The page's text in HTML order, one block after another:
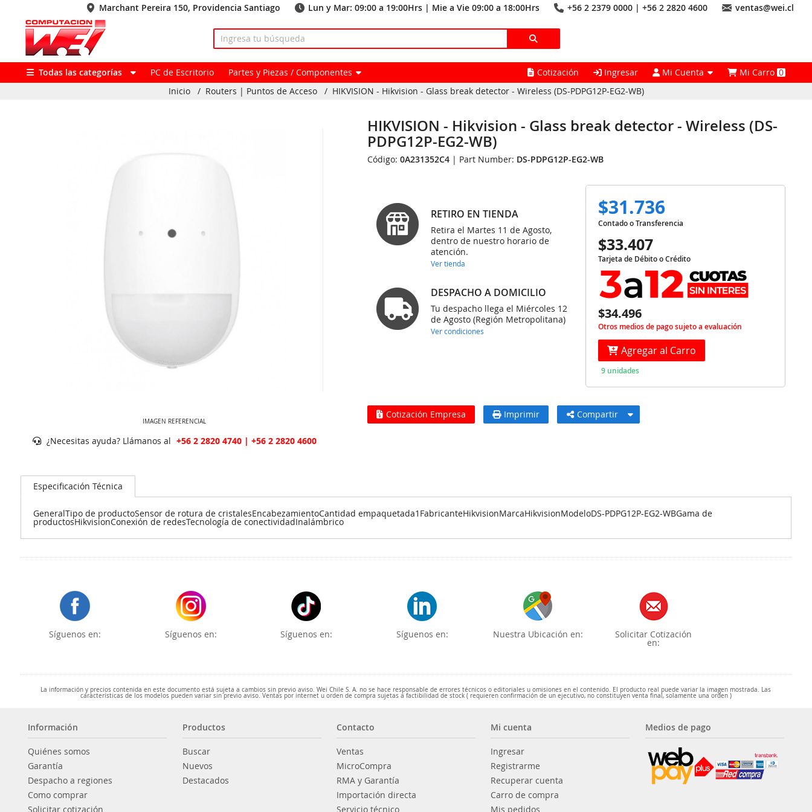
Marchant Pereira 150, Providencia Santiago Lun y Mar: 09:00 a 19:00Hrs | Mie a Vie 09:00 a 18:00Hrs +56 2 2379 0000 | +56 2 2820 4600 ventas@wei.cl
Todas las categorías PC de Escritorio Partes y Piezas / Componentes Cotización Ingresar Mi Cuenta Mi Carro0
Inicio
/ Routers | Puntos de Acceso / HIKVISION - Hikvision - Glass break detector - Wireless (DS-PDPG12P-EG2-WB)
IMAGEN REFERENCIAL
¿Necesitas ayuda? Llámanos al +56 2 2820 4740 | +56 2 2820 4600
HIKVISION - Hikvision - Glass break detector - Wireless (DS-
PDPG12P-EG2-WB)
Código:0A231352C4 | Part Number: DS-PDPG12P-EG2-WB
RETIRO EN TIENDA
Retira el Martes 11 de Agosto,
dentro de nuestro horario de
atención.
Ver tienda
DESPACHO A DOMICILIO
Tu despacho llega el Miércoles 12
de Agosto (Región Metropolitana)
Ver condiciones
$31.736
Contado o Transferencia
$33.407
Tarjeta de Débito o Crédito
$34.496
Otros medios de pago sujeto a evaluación
Agregar al Carro
9 unidades
Cotización Empresa Imprimir Compartir
Especificación Técnica
GeneralTipo de productoSensor de rotura de cristalesEncabezamientoCantidad empaquetada1FabricanteHikvisionMarcaHikvisionModeloDS-PDPG12P-EG2-WBGama de
productosHikvisionConexión de redesTecnología de conectividadInalámbrico
Síguenos en: Síguenos en: Síguenos en: Síguenos en: Nuestra Ubicación en: Solicitar Cotización
en:
La información y precios contenida en este documento está sujeta a cambios sin previo aviso. Wei Chile S. A. no se hace responsable de errores técnicos o editoriales u omisiones en el contenido. El producto real puede variar la imagen mostrada. Las
características de los modelos pueden variar sin previo aviso. Ventas por internet u orden de compra sujetas a factibilidad de stock ( requieren confirmación de un ejecutivo, no constituyen venta final, solamente una orden )
Información
Quiénes somos
Garantía
Despacho a regiones
Como comprar
Solicitar cotización
Productos
Buscar
Nuevos
Destacados
Contacto
Ventas
MicroCompra
RMA y Garantía
Importación directa
Servicio técnico
Mi cuenta
Ingresar
Registrarme
Recuperar cuenta
Carro de compra
Mis pedidos
Medios de pago